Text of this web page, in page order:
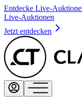
Entdecke Live-
Live-Auktionen
Jetzt entdecken